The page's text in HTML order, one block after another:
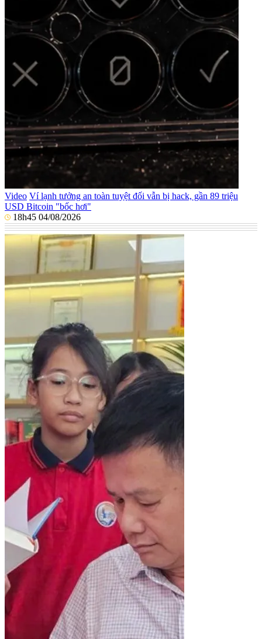
Video Ví lạnh tưởng an toàn tuyệt đối vẫn bị hack, gần 89 triệu
USD Bitcoin "bốc hơi"
18h45 04/08/2026